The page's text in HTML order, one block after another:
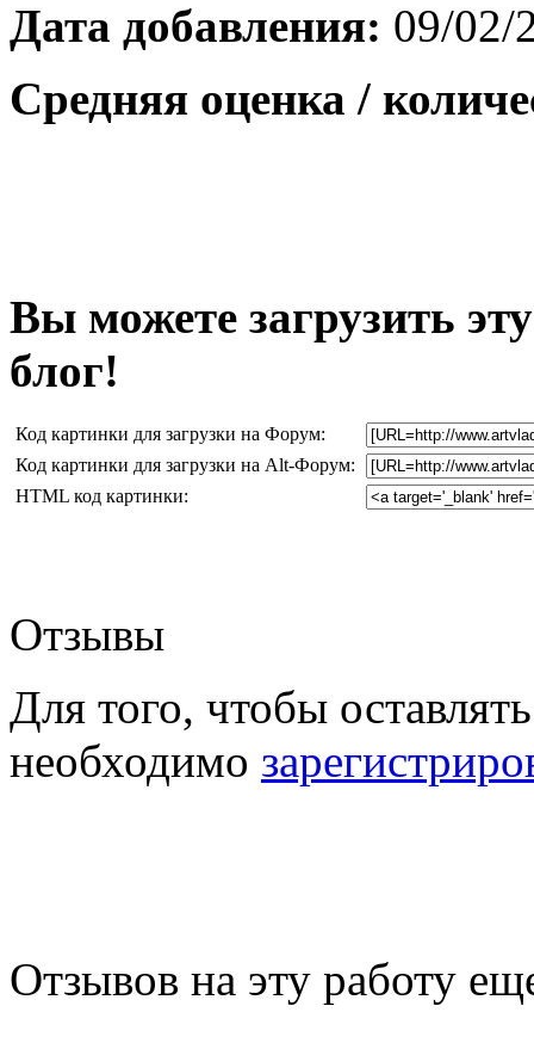
Дата добавления: 09/02/
Средняя оценка /
Вы можете загрузить
блог!
Код картинки для загрузки на Форум:
Код картинки для загрузки на Alt-Форум:
HTML код картинки:
Отзывы
Для того, чтобы
необходимо
Отзывов на эту работу